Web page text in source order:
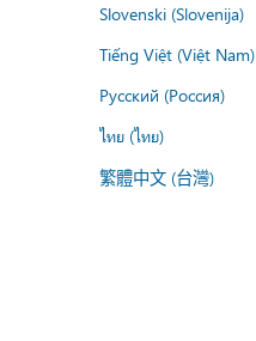
Slovenski (Slovenija)
Tiếng Việt (Việt Nam)
Русский (Россия)
ไทย (ไทย)
繁體中文 (台灣)